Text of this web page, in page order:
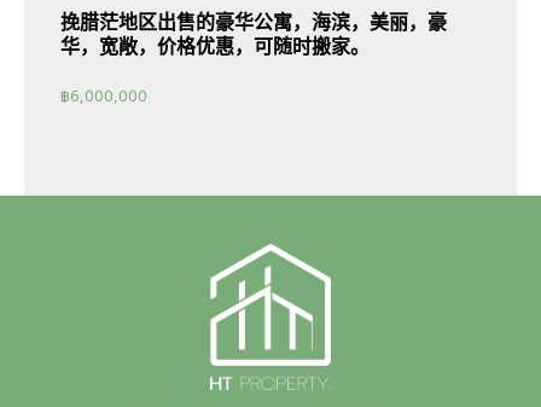
挽腊茫地区出售的豪华公寓，海滨，美丽，豪
华，宽敞，价格优惠，可随时搬家。
฿6,000,000